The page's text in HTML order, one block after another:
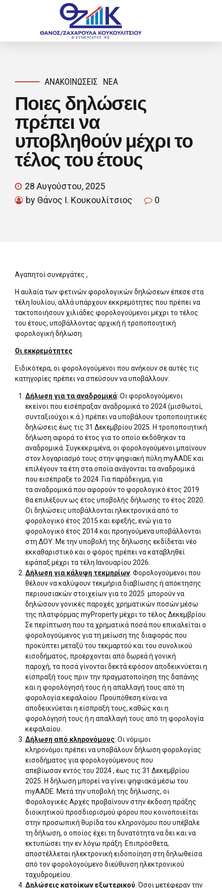
ΑΝΑΚΟΙΝΏΣΕΙΣ ΝΈΑ
Ποιες δηλώσεις
πρέπει να
υποβληθούν μέχρι το
τέλος του έτους
28 Αυγούστου, 2025
by Θάνος Ι. Κουκουλίτσιος
0
Αγαπητοί συνεργάτες ,
H αυλαία των φετινών φορολογικών δηλώσεων έπεσε στα
τέλη Ιουλίου, αλλά υπάρχουν εκκρεμότητες που πρέπει να
τακτοποιήσουν χιλιάδες φορολογούμενοι μέχρι το τέλος
του έτους, υποβάλλοντας αρχική ή τροποποιητική
φορολογική δήλωση.
Οι εκκρεμότητες
Ειδικότερα, οι φορολογούμενοι που ανήκουν σε αυτές τις
κατηγορίες πρέπει να σπεύσουν να υποβάλλουν:
Δήλωση για τα αναδρομικά: Οι φορολογούμενοι
εκείνοι που εισέπραξαν αναδρομικά το 2024 (μισθωτοί,
συνταξιούχοι κ.ά.) πρέπει να υποβάλουν τροποποιητικές
δηλώσεις έως τις 31 Δεκεμβρίου 2025. Η τροποποιητική
δήλωση αφορά το έτος για το οποίο εκδόθηκαν τα
αναδρομικά. Συγκεκριμένα, οι φορολογούμενοι μπαίνουν
στον λογαριασμό τους στην ψηφιακή πύλη myAADE και
επιλέγουν τα έτη στα οποία ανάγονται τα αναδρομικά
που εισέπραξε το 2024. Για παράδειγμα, για
τα αναδρομικά που αφορούν το φορολογικό έτος 2019
θα επιλέξουν ως έτος υποβολής δήλωσης το έτος 2020.
Οι δηλώσεις υποβάλλονται ηλεκτρονικά από το
φορολογικό έτος 2015 και εφεξής, ενώ για το
φορολογικό έτος 2014 και προηγούμενα υποβάλλονται
στη ΔΟΥ. Με την υποβολή της δήλωσης εκδίδεται νέο
εκκαθαριστικό και ο φόρος πρέπει να καταβληθεί
εφάπαξ μέχρι τα τέλη Ιανουαρίου 2026.
Δήλωση για κάλυψη τεκμηρίων: Φορολογούμενοι που
θέλουν να καλύψουν τεκμήρια διαβίωσης ή απόκτησης
περιουσιακών στοιχείων για το 2025 μπορούν να
δηλώσουν γονικές παροχές χρηματικών ποσών μέσω
της πλατφόρμας myProperty μέχρι το τέλος Δεκεμβρίου.
Σε περίπτωση που τα χρηματικά ποσά που επικαλείται ο
φορολογούμενος για τη μείωση της διαφοράς που
προκύπτει μεταξύ του τεκμαρτού και του συνολικού
εισοδήματος, προέρχονται από δωρεά ή γονική
παροχή, τα ποσά γίνονται δεκτά εφόσον αποδεικνύεται η
είσπραξή τους πριν την πραγματοποίηση της δαπάνης
και η φορολόγησή τους ή η απαλλαγή τους από τη
φορολογία κεφαλαίου. Προϋπόθεση είναι να
αποδεικνύεται η είσπραξή τους, καθώς και η
φορολόγησή τους ή η απαλλαγή τους από τη φορολογία
κεφαλαίου.
Δήλωση από κληρονόμους: Οι νόμιμοι
κληρονόμοι πρέπει να υποβάλουν δήλωση φορολογίας
εισοδήματος για φορολογούμενους που
απεβίωσαν εντός του 2024 , έως τις 31 Δεκεμβρίου
2025. Η δήλωση μπορεί να γίνει ψηφιακά μέσω του
myAADE. Μετά την υποβολή της δήλωσης, οι
Φορολογικές Αρχές προβαίνουν στην έκδοση πράξης
διοικητικού προσδιορισμού φόρου που κοινοποιείται
στην προσωπική θυρίδα του κληρονόμου που υπέβαλε
τη δήλωση, ο οποίος έχει τη δυνατότητα να δει και να
εκτυπώσει την εν λόγω πράξη. Επιπρόσθετα,
αποστέλλεται ηλεκτρονική ειδοποίηση στη δηλωθείσα
από τον φορολογούμενο διεύθυνση ηλεκτρονικού
ταχυδρομείου.
Δηλώσεις κατοίκων εξωτερικού: Όσοι μετέφεραν την